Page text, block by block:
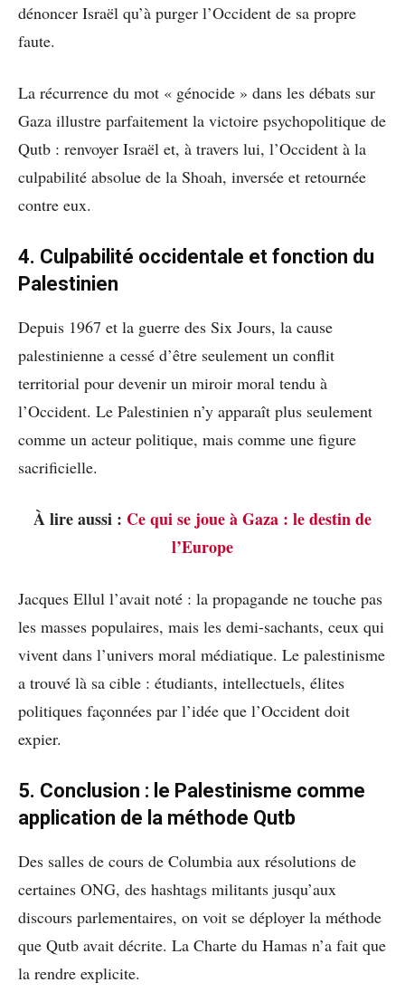
dénoncer Israël qu’à purger l’Occident de sa propre
faute.
La récurrence du mot « génocide » dans les débats sur
Gaza illustre parfaitement la victoire psychopolitique de
Qutb : renvoyer Israël et, à travers lui, l’Occident à la
culpabilité absolue de la Shoah, inversée et retournée
contre eux.
4. Culpabilité occidentale et fonction du
Palestinien
Depuis 1967 et la guerre des Six Jours, la cause
palestinienne a cessé d’être seulement un conflit
territorial pour devenir un miroir moral tendu à
l’Occident. Le Palestinien n’y apparaît plus seulement
comme un acteur politique, mais comme une figure
sacrificielle.
À lire aussi : Ce qui se joue à Gaza : le destin de
l’Europe
Jacques Ellul l’avait noté : la propagande ne touche pas
les masses populaires, mais les demi-sachants, ceux qui
vivent dans l’univers moral médiatique. Le palestinisme
a trouvé là sa cible : étudiants, intellectuels, élites
politiques façonnées par l’idée que l’Occident doit
expier.
5. Conclusion : le Palestinisme comme
application de la méthode Qutb
Des salles de cours de Columbia aux résolutions de
certaines ONG, des hashtags militants jusqu’aux
discours parlementaires, on voit se déployer la méthode
que Qutb avait décrite. La Charte du Hamas n’a fait que
la rendre explicite.